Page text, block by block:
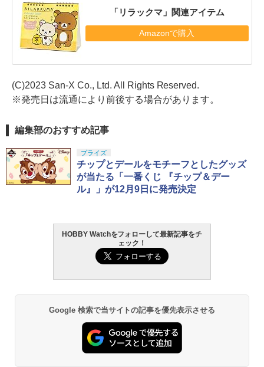
「リラックマ」関連アイテム
Amazonで購入
(C)2023 San-X Co., Ltd. All Rights Reserved.
※発売日は流通により前後する場合があります。
編集部のおすすめ記事
プライズ
チップとデールをモチーフとしたグッズ
が当たる「一番くじ 『チップ＆デー
ル』」が12月9日に発売決定
HOBBY Watchをフォローして最新記事をチ
ェック！
Google 検索で当サイトの記事を優先表示させる